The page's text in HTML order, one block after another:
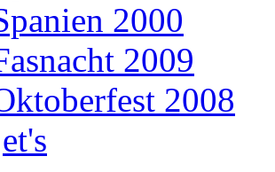
2000
2009
2008